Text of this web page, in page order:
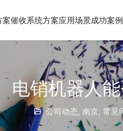
案催收系统方案应用场景成功案例
电销机器人
公司动态, 南京, 常见